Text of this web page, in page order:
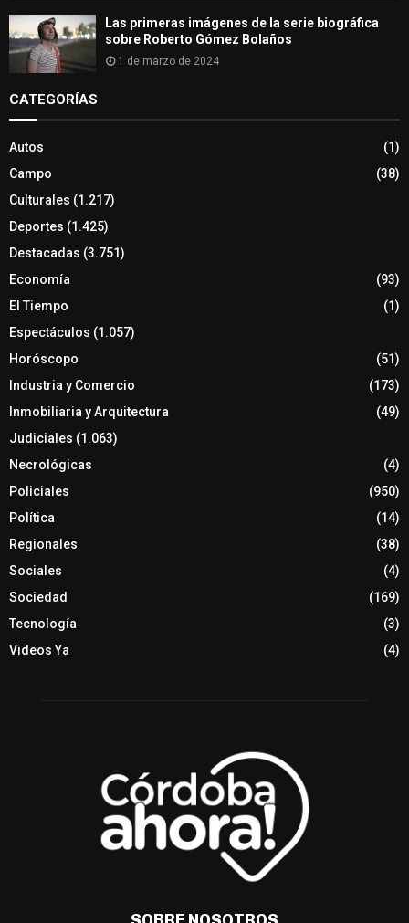
Las primeras imágenes de la serie biográfica
sobre Roberto Gómez Bolaños
1 de marzo de 2024
CATEGORÍAS
Autos
(1)
Campo
(38)
Culturales (1.217)
Deportes (1.425)
Destacadas (3.751)
Economía
(93)
El Tiempo
(1)
Espectáculos (1.057)
Horóscopo
(51)
Industria y Comercio
(173)
Inmobiliaria y Arquitectura
(49)
Judiciales (1.063)
Necrológicas
(4)
Policiales
(950)
Política
(14)
Regionales
(38)
Sociales
(4)
Sociedad
(169)
Tecnología
(3)
Videos Ya
(4)